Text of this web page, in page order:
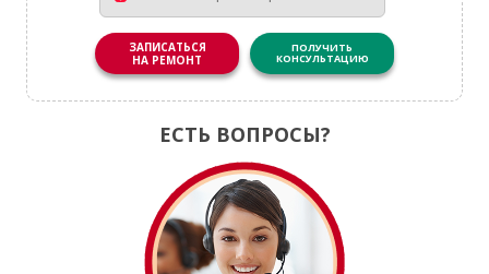
ЗАПИСАТЬСЯ
НА РЕМОНТ
ПОЛУЧИТЬ
КОНСУЛЬТАЦИЮ
ЕСТЬ ВОПРОСЫ?